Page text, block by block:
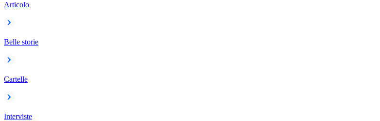
Articolo
Belle storie
Cartelle
Interviste